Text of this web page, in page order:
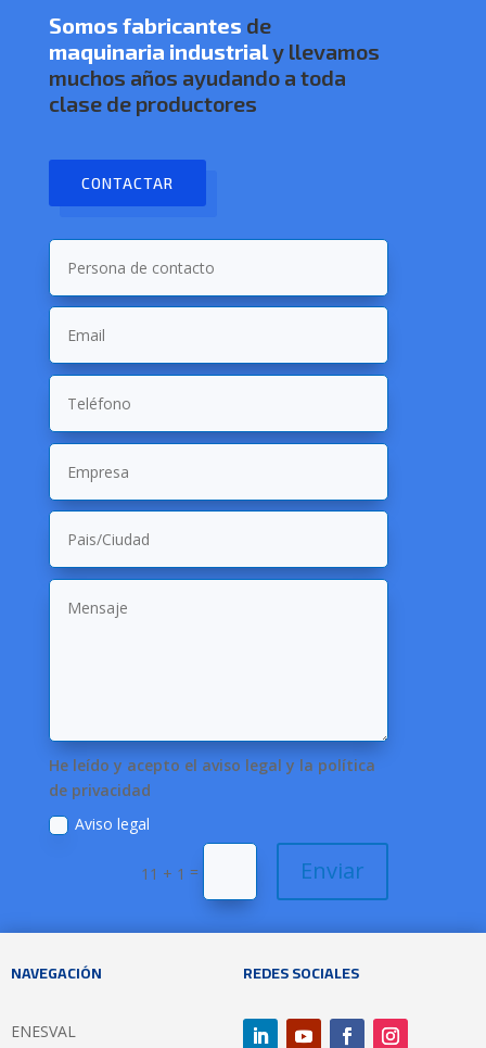
Somos fabricantes de
maquinaria industrialy llevamos
muchos años ayudando a toda
clase de productores
CONTACTAR
He leído y acepto el aviso legal y la política
de privacidad
Aviso legal
11 + 1 = Enviar
NAVEGACIÓN
ENESVAL
REDES SOCIALES